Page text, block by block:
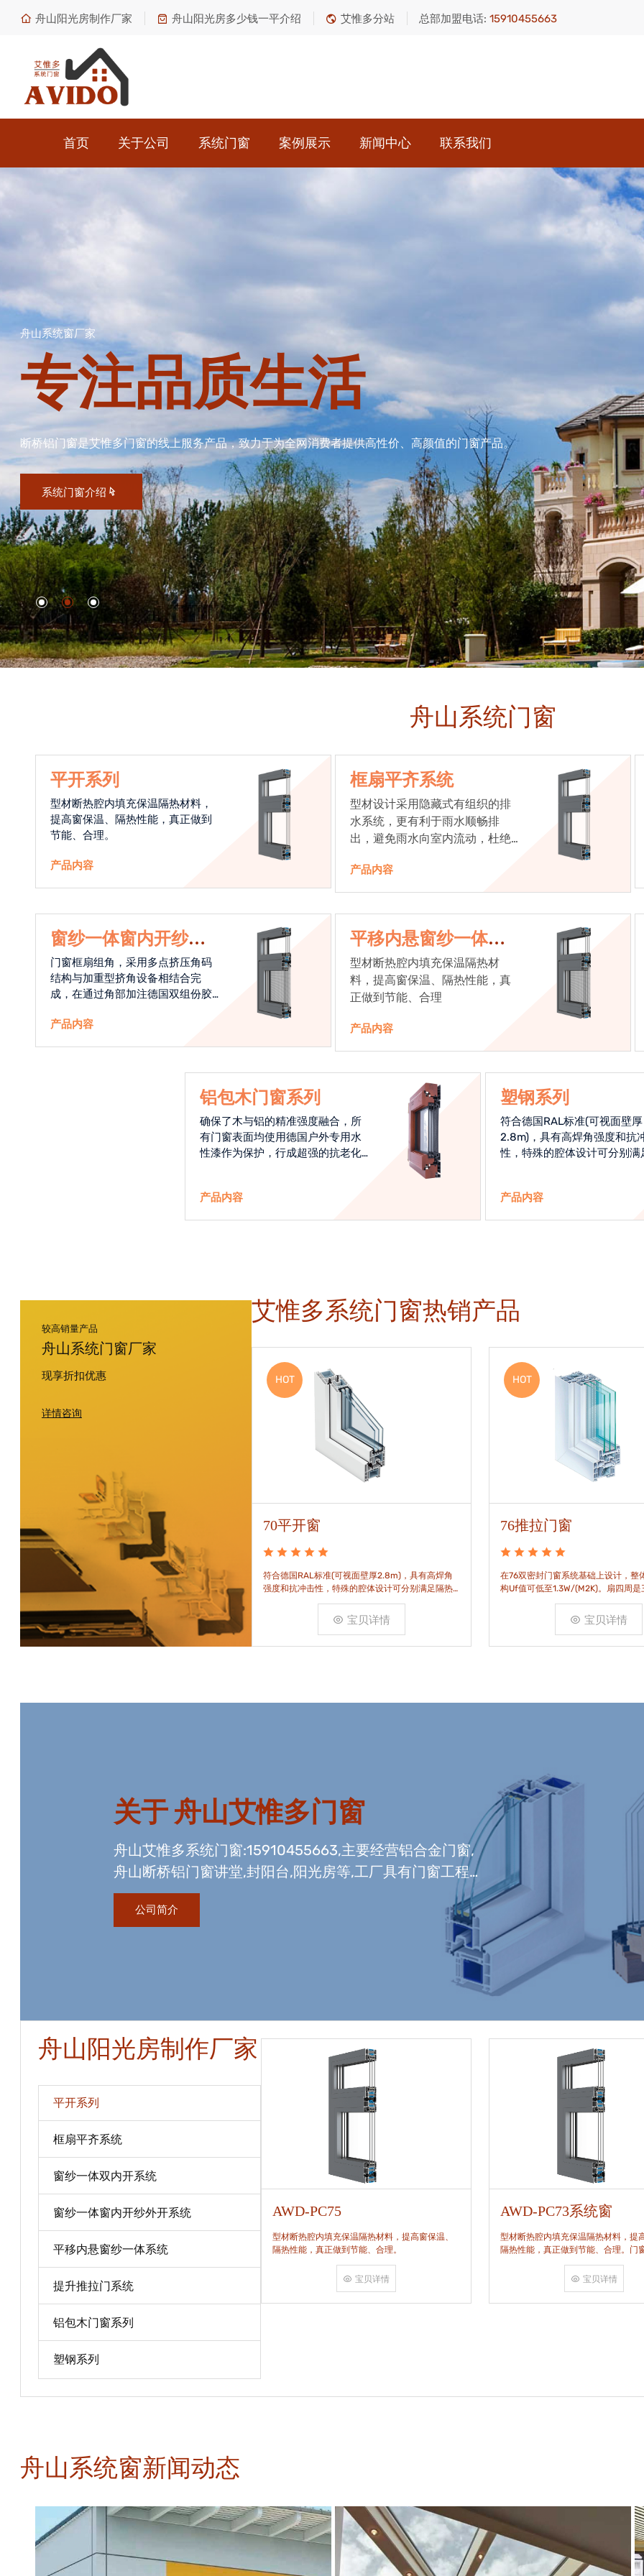
舟山阳光房制作厂家 舟山阳光房多少钱一平介绍 艾惟多分站 总部加盟电话: 15910455663
首页 关于公司 系统门窗 案例展示 新闻中心 联系我们
舟山系统窗厂家
专注品质生活
断桥铝门窗是艾惟多门窗的线上服务产品，致力于为全网消费者提供高性价、高颜值的门窗产品。
系统门窗介绍
舟山系统门窗
平开系列
型材断热腔内填充保温隔热材料，
提高窗保温、隔热性能，真正做到
节能、合理。
产品内容
框扇平齐系统
型材设计采用隐藏式有组织的排
水系统，更有利于雨水顺畅排
出，避免雨水向室内流动，杜绝
产品内容
窗纱一体窗内开纱外
开系统
门窗框扇组角，采用多点挤压角码
结构与加重型挤角设备相结合完
成，在通过角部加注德国双组份胶
强度，促使窗使用寿命提升5-10
产品内容
平移内悬窗纱一体系
统
型材断热腔内填充保温隔热材
料，提高窗保温、隔热性能，真
正做到节能、合理
产品内容
铝包木门窗系列
确保了木与铝的精准强度融合，所
有门窗表面均使用德国户外专用水
性漆作为保护，行成超强的抗老化
产品内容
塑钢系列
符合德国RAL标准(可视面壁厚
2.8m)，具有高焊角强度和抗
性，特殊的腔体设计可分别满
产品内容
较高销量产品
舟山系统门窗厂家
现享折扣优惠
详情咨询
艾惟多系统门窗热销产品
HOT
88平开窗
88平开窗是门窗技术新时代的门窗系统。可实现较
大的阳光进入并获得更多的太阳能，良好的操作及
可靠的功能。保养方便，牢固耐用。
宝贝详情
HOT
70平开窗
符合德国RAL标准(可视面壁厚2.8m)，具有高焊角
强度和抗冲击性，特殊的腔体设计可分别满足隔热
和刚性的要求。
宝贝详情
HOT
76推拉门窗
在76双密封门窗系统基础上设计，整
构Uf值可低至1.3W/(M2K)。扇四周是
构，采用高品质EPDM胶条，实现气
宝贝详情
关于舟山艾惟多门窗
舟山艾惟多系统门窗:15910455663,主要经营铝合金门窗,
舟山断桥铝门窗讲堂,封阳台,阳光房等,工厂具有门窗工程
资质,玻璃幕墙工程资质,国内门窗组装生产线,及中空玻璃
生产线。
公司简介
舟山阳光房制作厂家
平开系列
框扇平齐系统
窗纱一体双内开系统
窗纱一体窗内开纱外开系统
平移内悬窗纱一体系统
提升推拉门系统
铝包木门窗系列
塑钢系列
AWD-PC80
隔热性能，真正做到节能、合理。
宝贝详情
AWD-PC75
型材断热腔内填充保温隔热材料，提高窗保温、
隔热性能，真正做到节能、合理。
宝贝详情
AWD-PC73系统窗
型材断热腔内填充保温隔热材料，提
隔热性能，真正做到节能、合理。门
角，采用多点挤压角码结构与加重型
结合完成，在通过角部加注德国双组
宝贝详情
舟山系统窗新闻动态